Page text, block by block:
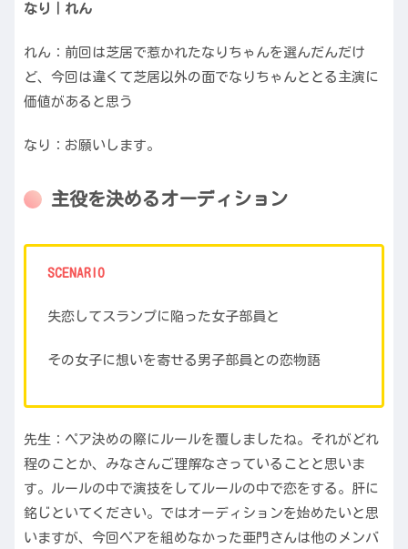
なり｜れん
れん：前回は芝居で惹かれたなりちゃんを選んだんだけ
ど、今回は違くて芝居以外の面でなりちゃんととる主演に
価値があると思う
なり：お願いします。
主役を決めるオーディション
SCENARIO
失恋してスランプに陥った女子部員と
その女子に想いを寄せる男子部員との恋物語
先生：ペア決めの際にルールを覆しましたね。それがどれ
程のことか、みなさんご理解なさっていることと思いま
す。ルールの中で演技をしてルールの中で恋をする。肝に
銘じといてください。ではオーディションを始めたいと思
いますが、今回ペアを組めなかった亜門さんは他のメンバ